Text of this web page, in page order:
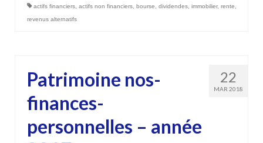
actifs financiers actifs non financiers bourse dividendes immobilier, rente
revenus alternatifs
22
MAR 2018
Patrimoine nos-
finances-
personnelles – année